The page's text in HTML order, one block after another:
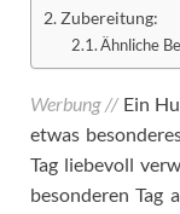
Zubereitung:
Ähnliche
Werbung // Ein
etwas
Tag liebevoll
besonderen Tag